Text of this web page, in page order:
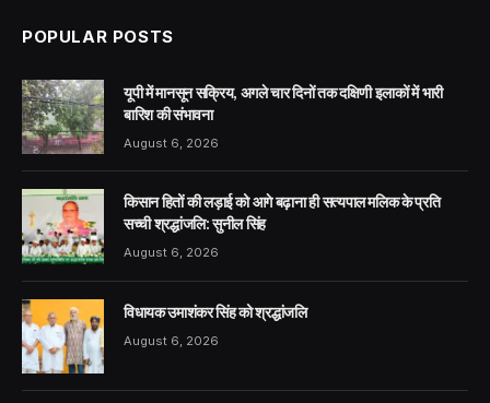
POPULAR POSTS
यूपी में मानसून सक्रिय, अगले चार दिनों तक दक्षिणी इलाकों में भारी
बारिश की संभावना
August 6, 2026
किसान हितों की लड़ाई को आगे बढ़ाना ही सत्यपाल मलिक के प्रति
सच्ची श्रद्धांजलि: सुनील सिंह
August 6, 2026
विधायक उमाशंकर सिंह को श्रद्धांजलि
August 6, 2026